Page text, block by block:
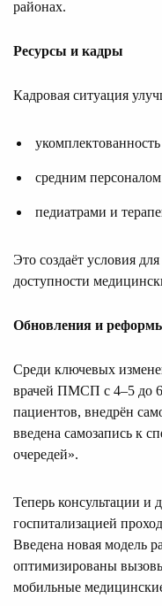
районах.
Ресурсы и кадры
Кадровая ситуация
средним
педиатрами и
Это создаёт условия
доступности
Обновления и
Среди ключевых
врачей ПМСП с 4–5 до
пациентов, внедрён
введена самозапись к
очередей».
Теперь консультации и
госпитализацией
Введена новая модель
оптимизированы
мобильные